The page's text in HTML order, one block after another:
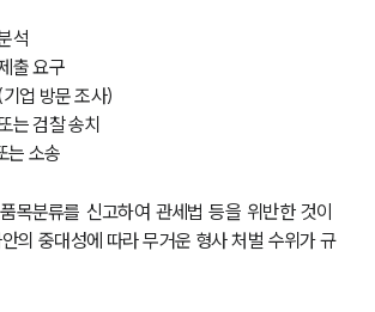
석
출 요구
업 방문 조사)
는 검찰 송치
는 소송
목분류를 신고하여 관세법 등을 위반한 것이
의 중대성에 따라 무거운 형사 처벌 수위가 규